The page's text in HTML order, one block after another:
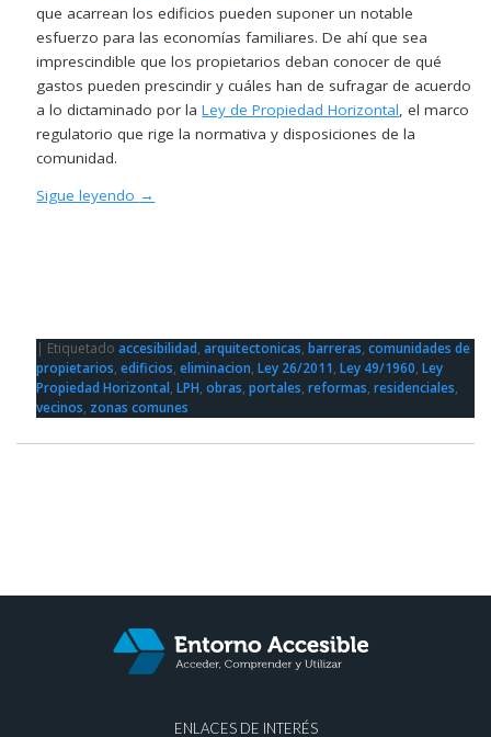
que acarrean los edificios pueden suponer un notable
esfuerzo para las economías familiares. De ahí que sea
imprescindible que los propietarios deban conocer de qué
gastos pueden prescindir y cuáles han de sufragar de acuerdo
a lo dictaminado por laLey de Propiedad Horizontal, el marco
regulatorio que rige la normativa y disposiciones de la
comunidad.
Sigue leyendo →
| Etiquetado accesibilidad,arquitectonicas,barreras,comunidades de
propietarios,edificios,eliminacion,Ley 26/2011,Ley 49/1960,Ley
Propiedad Horizontal,LPH,obras,portales,reformas,residenciales,
vecinos, zonas comunes
ENLACES DE INTERÉS